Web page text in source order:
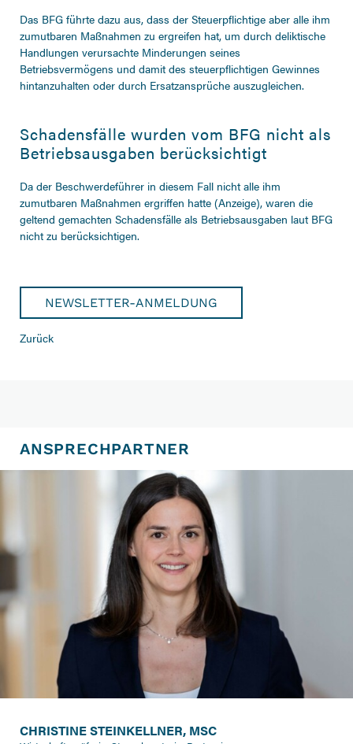
Das BFG führte dazu aus, dass der Steuerpflichtige aber alle ihm
zumutbaren Maßnahmen zu ergreifen hat, um durch deliktische
Handlungen verursachte Minderungen seines
Betriebsvermögens und damit des steuerpflichtigen Gewinnes
hintanzuhalten oder durch Ersatzansprüche auszugleichen.
Schadensfälle wurden vom BFG nicht als
Betriebsausgaben berücksichtigt
Da der Beschwerdeführer in diesem Fall nicht alle ihm
zumutbaren Maßnahmen ergriffen hatte (Anzeige), waren die
geltend gemachten Schadensfälle als Betriebsausgaben laut BFG
nicht zu berücksichtigen.
NEWSLETTER-ANMELDUNG
Zurück
ANSPRECHPARTNER
CHRISTINE STEINKELLNER, MSC